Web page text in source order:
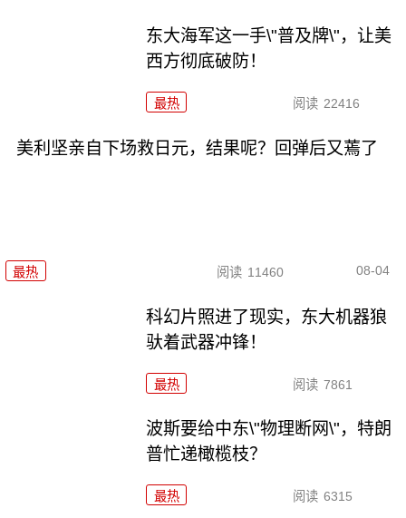
东大海军这一手\"普及牌\"，让美
西方彻底破防！
最热 阅读 22416
美利坚亲自下场救日元，结果呢？回弹后又蔫了
最热 阅读 11460 08-04
科幻片照进了现实，东大机器狼
驮着武器冲锋！
最热 阅读 7861
波斯要给中东\"物理断网\"，特朗
普忙递橄榄枝？
最热 阅读 6315